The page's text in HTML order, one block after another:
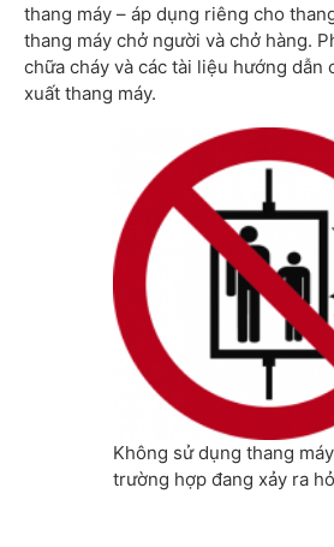
thang máy – áp dụng riêng cho
thang máy chở người và chở hàng.
chữa cháy và các tài liệu hướng dẫn
xuất thang máy.
Không sử dụng thang
trường hợp đang xảy ra